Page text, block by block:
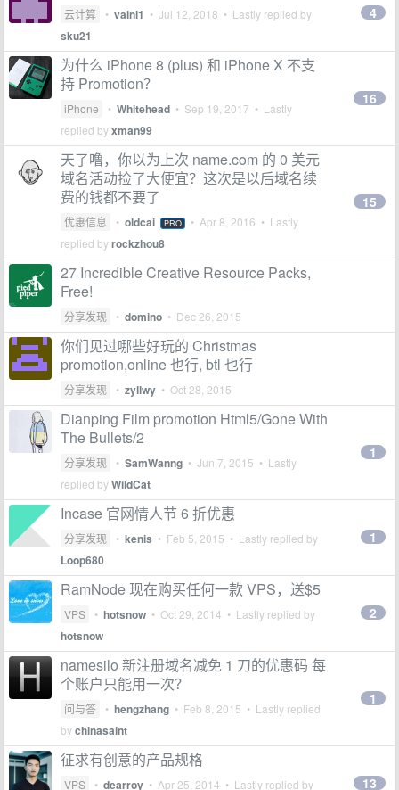
云计算 • vainl1 • Jul 12, 2018 • Lastly replied by
sku21
4
为什么 iPhone 8 (plus) 和 iPhone X 不支
持 Promotion？
iPhone • Whitehead • Sep 19, 2017 • Lastly
replied byxman99
16
天了噜，你以为上次 name.com 的 0 美元
域名活动捡了大便宜？这次是以后域名续
费的钱都不要了
优惠信息 • oldcai PRO • Apr 8, 2016 • Lastly
replied byrockzhou8
15
27 Incredible Creative Resource Packs,
Free!
分享发现 • domino • Dec 26, 2015
你们见过哪些好玩的 Christmas
promotion,online 也行, btl 也行
分享发现 • zyllwy • Oct 28, 2015
Dianping Film promotion Html5/Gone With
The Bullets/2
分享发现 • SamWanng • Jun 7, 2015 • Lastly
replied byWildCat
1
Incase 官网情人节 6 折优惠
分享发现 • kenis • Feb 5, 2015 • Lastly replied by
Loop680
1
RamNode 现在购买任何一款 VPS，送$5
VPS • hotsnow • Oct 29, 2014 • Lastly replied by
hotsnow
2
namesilo 新注册域名减免 1 刀的优惠码 每
个账户只能用一次？
问与答 • hengzhang • Feb 8, 2015 • Lastly replied
bychinasaint
1
征求有创意的产品规格
VPS • dearroy • Apr 25, 2014 • Lastly replied by 13